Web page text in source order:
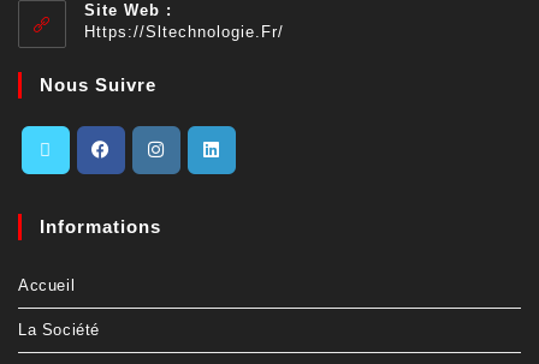
Site Web :
Https://sltechnologie.fr/
Nous Suivre
Informations
Accueil
La Société